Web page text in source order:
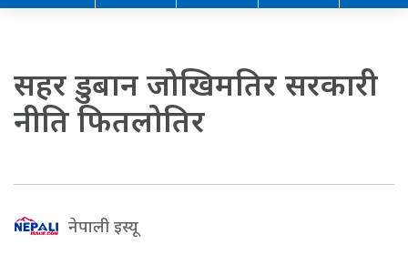
सहर डुबान जोखिमतिर सरकारी
नीति फितलोतिर
नेपाली इस्यू